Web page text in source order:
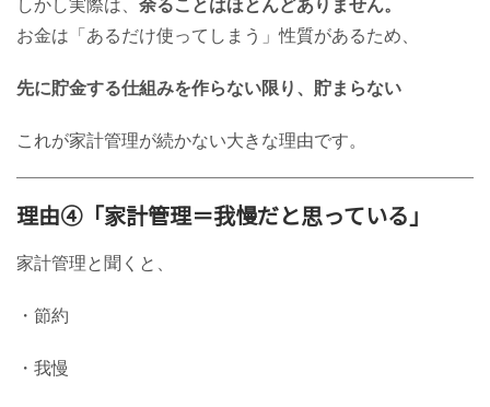
お金は「あるだけ使ってしまう」性質があるため、
先に貯金する仕組みを作らない限り、貯まらない
これが家計管理が続かない大きな理由です。
理由④「家計管理＝我慢だと思っている」
家計管理と聞くと、
・節約
・我慢